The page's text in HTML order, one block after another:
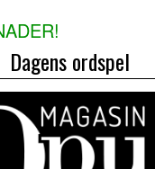
Dagens ordspel